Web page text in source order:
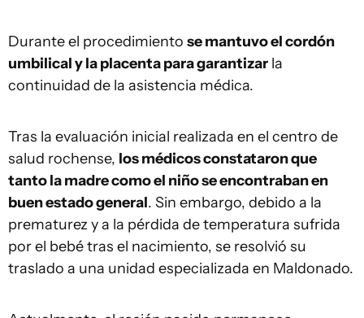
Durante el procedimiento se mantuvo el cordón
umbilical y la placenta para garantizar la
continuidad de la asistencia médica.
Tras la evaluación inicial realizada en el centro de
salud rochense, los médicos constataron que
tanto la madre como el niño se encontraban en
buen estado general. Sin embargo, debido a la
prematurez y a la pérdida de temperatura sufrida
por el bebé tras el nacimiento, se resolvió su
traslado a una unidad especializada en Maldonado.